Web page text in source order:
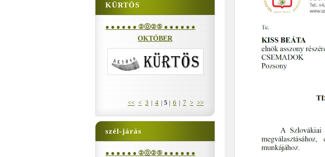
KÜRTÖS
● ● ● ● ● ● ②⓪②⑤ ● ● ● ● ● ●
OKTÓBER
<< < 3 4 5 6 7 > >>
szél-járás
● ● ● ● ● ● ②⓪②⑤ ● ● ● ● ● ●